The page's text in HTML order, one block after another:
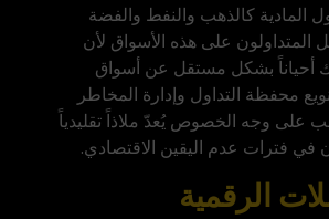
المادية كالذهب والنفط والفضة
المتداولون على هذه الأسواق لأن
أحياناً بشكل مستقل عن أسواق
محفظة التداول وإدارة المخاطر
على وجه الخصوص يُعدّ ملاذاً تقليدياً
في فترات عدم اليقين الاقتصادي.
الرقمية